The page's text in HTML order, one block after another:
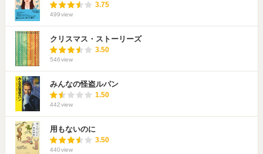
3.75
499view
クリスマス・ストーリーズ
3.50
546view
みんなの怪盗ルパン
1.50
442view
用もないのに
3.50
440view